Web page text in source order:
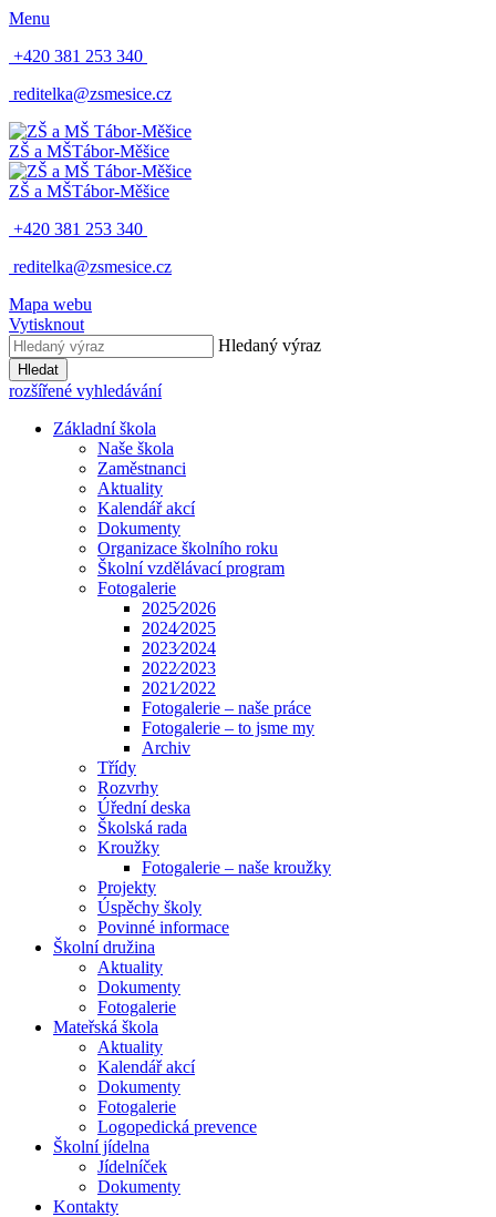
Menu
+420 381 253 340
reditelka@zsmesice.cz
ZŠ a MŠTábor-Měšice
ZŠ a MŠTábor-Měšice
+420 381 253 340
reditelka@zsmesice.cz
Mapa webu
Vytisknout
Hledaný výraz
Hledat
rozšířené vyhledávání
Základní škola
Naše škola
Zaměstnanci
Aktuality
Kalendář akcí
Dokumenty
Organizace školního roku
Školní vzdělávací program
Fotogalerie
2025⁄2026
2024⁄2025
2023⁄2024
2022⁄2023
2021⁄2022
Fotogalerie – naše práce
Fotogalerie – to jsme my
Archiv
Třídy
Rozvrhy
Úřední deska
Školská rada
Kroužky
Fotogalerie – naše kroužky
Projekty
Úspěchy školy
Povinné informace
Školní družina
Aktuality
Dokumenty
Fotogalerie
Mateřská škola
Aktuality
Kalendář akcí
Dokumenty
Fotogalerie
Logopedická prevence
Školní jídelna
Jídelníček
Dokumenty
Kontakty